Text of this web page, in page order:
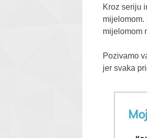
Kroz seriju
mijelomom.
mijelomom
Pozivamo
jer svaka